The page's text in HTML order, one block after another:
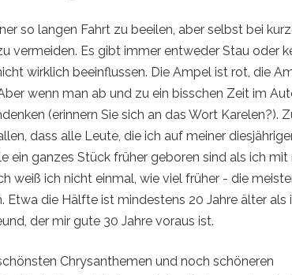
so langen Fahrt zu beeilen, aber selbst bei
vermeiden. Es gibt immer entweder Stau oder
wirklich beeinflussen. Die Ampel ist rot, die
wenn man ab und zu ein bisschen Zeit im
(erinnern Sie sich an das Wort Karelen?).
dass alle Leute, die ich auf meiner
ein ganzes Stück früher geboren sind als ich mit
weiß ich nicht einmal, wie viel früher - die
Etwa die Hälfte ist mindestens 20 Jahre älter als
der mir gute 30 Jahre voraus ist.
Chrysanthemen und noch schöneren